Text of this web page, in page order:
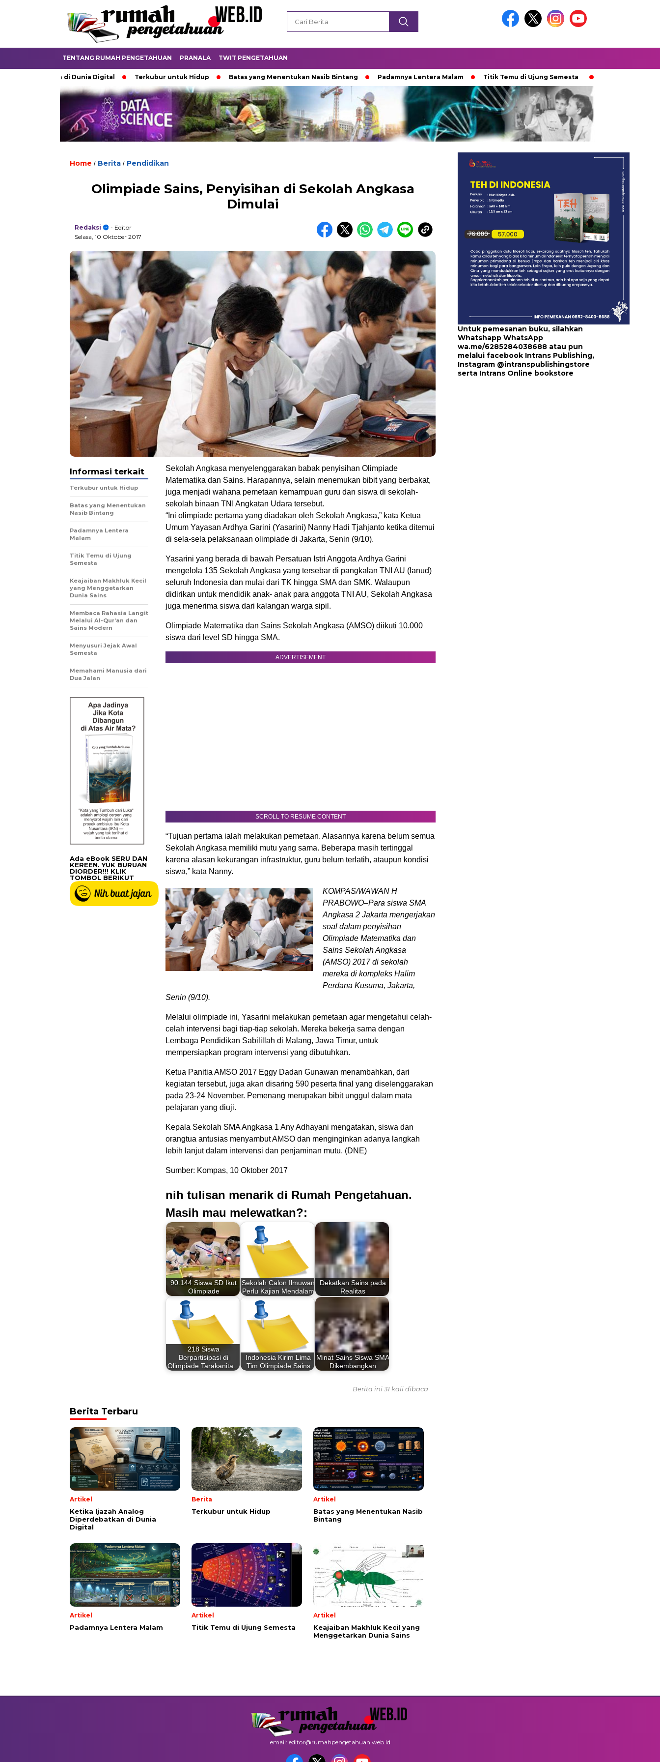
TENTANG RUMAH PENGETAHUAN PRANALA TWIT PENGETAHUAN
di Dunia Digital Terkubur untuk Hidup Batas yang Menentukan Nasib Bintang Padamnya Lentera Malam Titik Temu di Ujung Semesta Ketika Ijazah Analog
Home / Berita / Pendidikan
Olimpiade Sains, Penyisihan di Sekolah Angkasa
Dimulai
Redaksi
- Editor
Selasa, 10 Oktober 2017
Sekolah Angkasa menyelenggarakan babak penyisihan Olimpiade
Matematika dan Sains. Harapannya, selain menemukan bibit yang berbakat,
juga menjadi wahana pemetaan kemampuan guru dan siswa di sekolah-
sekolah binaan TNI Angkatan Udara tersebut.
“Ini olimpiade pertama yang diadakan oleh Sekolah Angkasa,” kata Ketua
Umum Yayasan Ardhya Garini (Yasarini) Nanny Hadi Tjahjanto ketika ditemui
di sela-sela pelaksanaan olimpiade di Jakarta, Senin (9/10).
Yasarini yang berada di bawah Persatuan Istri Anggota Ardhya Garini
mengelola 135 Sekolah Angkasa yang tersebar di pangkalan TNI AU (lanud)
seluruh Indonesia dan mulai dari TK hingga SMA dan SMK. Walaupun
didirikan untuk mendidik anak- anak para anggota TNI AU, Sekolah Angkasa
juga menerima siswa dari kalangan warga sipil.
Olimpiade Matematika dan Sains Sekolah Angkasa (AMSO) diikuti 10.000
siswa dari level SD hingga SMA.
ADVERTISEMENT
SCROLL TO RESUME CONTENT
“Tujuan pertama ialah melakukan pemetaan. Alasannya karena belum semua
Sekolah Angkasa memiliki mutu yang sama. Beberapa masih tertinggal
karena alasan kekurangan infrastruktur, guru belum terlatih, ataupun kondisi
siswa,” kata Nanny.
KOMPAS/WAWAN H
PRABOWO–Para siswa SMA
Angkasa 2 Jakarta mengerjakan
soal dalam penyisihan
Olimpiade Matematika dan
Sains Sekolah Angkasa
(AMSO) 2017 di sekolah
mereka di kompleks Halim
Perdana Kusuma, Jakarta,
Senin (9/10).
Melalui olimpiade ini, Yasarini melakukan pemetaan agar mengetahui celah-
celah intervensi bagi tiap-tiap sekolah. Mereka bekerja sama dengan
Lembaga Pendidikan Sabilillah di Malang, Jawa Timur, untuk
mempersiapkan program intervensi yang dibutuhkan.
Ketua Panitia AMSO 2017 Eggy Dadan Gunawan menambahkan, dari
kegiatan tersebut, juga akan disaring 590 peserta final yang diselenggarakan
pada 23-24 November. Pemenang merupakan bibit unggul dalam mata
pelajaran yang diuji.
Kepala Sekolah SMA Angkasa 1 Any Adhayani mengatakan, siswa dan
orangtua antusias menyambut AMSO dan menginginkan adanya langkah
lebih lanjut dalam intervensi dan penjaminan mutu. (DNE)
Sumber: Kompas, 10 Oktober 2017
nih tulisan menarik di Rumah Pengetahuan.
Masih mau melewatkan?:
90.144 Siswa SD Ikut
Olimpiade
Sekolah Calon Ilmuwan
Perlu Kajian Mendalam
Dekatkan Sains pada
Realitas
218 Siswa
Berpartisipasi di
Olimpiade Tarakanita…
Indonesia Kirim Lima
Tim Olimpiade Sains
Minat Sains Siswa SMA
Dikembangkan
Informasi terkait
Terkubur untuk Hidup
Batas yang Menentukan
Nasib Bintang
Padamnya Lentera
Malam
Titik Temu di Ujung
Semesta
Keajaiban Makhluk Kecil
yang Menggetarkan
Dunia Sains
Membaca Rahasia Langit
Melalui Al-Qur’an dan
Sains Modern
Menyusuri Jejak Awal
Semesta
Memahami Manusia dari
Dua Jalan
Ada eBook SERU DAN
KEREEN. YUK BURUAN
DIORDER!!! KLIK
TOMBOL BERIKUT
Berita ini 31 kali dibaca
Berita Terbaru
Artikel
Ketika Ijazah Analog
Diperdebatkan di Dunia
Digital
Berita
Terkubur untuk Hidup
Artikel
Batas yang Menentukan Nasib
Bintang
Artikel
Padamnya Lentera Malam
Artikel
Titik Temu di Ujung Semesta
Artikel
Keajaiban Makhluk Kecil yang
Menggetarkan Dunia Sains
Untuk pemesanan buku, silahkan
Whatshapp WhatsApp
wa.me/6285284038688 atau pun
melalui facebook Intrans Publishing,
Instagram @intranspublishingstore
serta Intrans Online bookstore
email: editor@rumahpengetahuan.web.id